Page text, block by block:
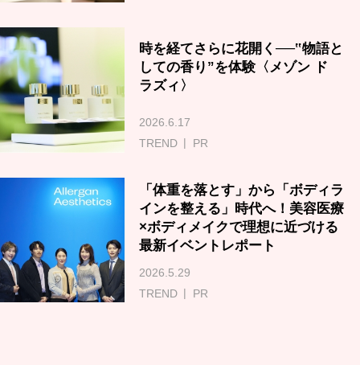
時を経てさらに花開く──‟物語と
しての香り”を体験〈メゾン ド
ラズィ〉
2026.6.17
TREND
PR
「体重を落とす」から「ボディラ
インを整える」時代へ！美容医療
×ボディメイクで理想に近づける
最新イベントレポート
2026.5.29
TREND
PR